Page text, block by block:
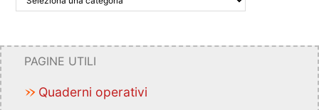
PAGINE UTILI
Quaderni operativi